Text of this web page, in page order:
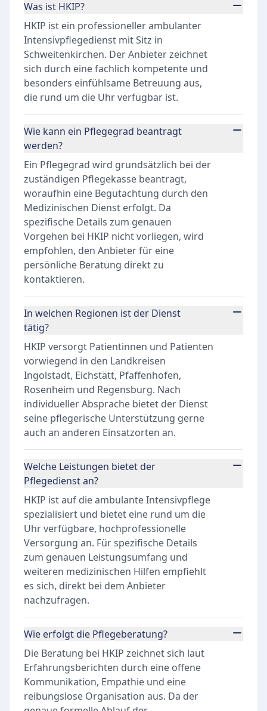
Was ist HKIP?
HKIP ist ein professioneller ambulanter
Intensivpflegedienst mit Sitz in
Schweitenkirchen. Der Anbieter zeichnet
sich durch eine fachlich kompetente und
besonders einfühlsame Betreuung aus,
die rund um die Uhr verfügbar ist.
Wie kann ein Pflegegrad beantragt
werden?
Ein Pflegegrad wird grundsätzlich bei der
zuständigen Pflegekasse beantragt,
woraufhin eine Begutachtung durch den
Medizinischen Dienst erfolgt. Da
spezifische Details zum genauen
Vorgehen bei HKIP nicht vorliegen, wird
empfohlen, den Anbieter für eine
persönliche Beratung direkt zu
kontaktieren.
In welchen Regionen ist der Dienst
tätig?
HKIP versorgt Patientinnen und Patienten
vorwiegend in den Landkreisen
Ingolstadt, Eichstätt, Pfaffenhofen,
Rosenheim und Regensburg. Nach
individueller Absprache bietet der Dienst
seine pflegerische Unterstützung gerne
auch an anderen Einsatzorten an.
Welche Leistungen bietet der
Pflegedienst an?
HKIP ist auf die ambulante Intensivpflege
spezialisiert und bietet eine rund um die
Uhr verfügbare, hochprofessionelle
Versorgung an. Für spezifische Details
zum genauen Leistungsumfang und
weiteren medizinischen Hilfen empfiehlt
es sich, direkt bei dem Anbieter
nachzufragen.
Wie erfolgt die Pflegeberatung?
Die Beratung bei HKIP zeichnet sich laut
Erfahrungsberichten durch eine offene
Kommunikation, Empathie und eine
reibungslose Organisation aus. Da der